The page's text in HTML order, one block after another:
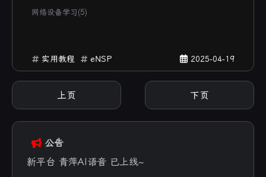
网络设备学习(5)
2025-04-19
实用教程 eNSP
上页 下页
公告
新平台 青萍AI语音 已上线~